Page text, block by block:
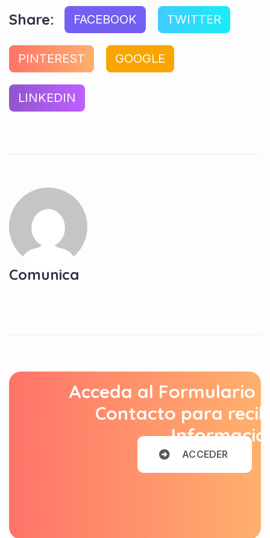
Share: FACEBOOK TWITTER
PINTEREST GOOGLE
LINKEDIN
Comunica
Acceda al Formulario
Contacto para
ACCEDER